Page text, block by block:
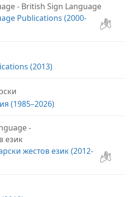
- British Sign Language
Publications (2000-
(2013)
(1985–2026)
-
език
жестов език (2012-